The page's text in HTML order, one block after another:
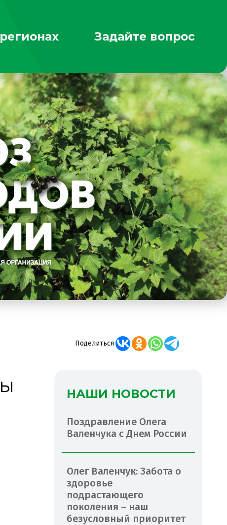
Задайте вопрос
Поделиться
НАШИ НОВОСТИ
Поздравление Олега
Валенчука с Днем России
Олег Валенчук: Забота о
здоровье
подрастающего
поколения – наш
безусловный приоритет